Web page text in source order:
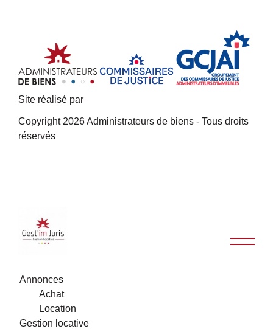
Site réalisé par
Copyright 2026 Administrateurs de biens - Tous droits
réservés
Annonces
Achat
Location
Gestion locative